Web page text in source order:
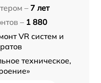
– 7 лет
– 1 880
VR систем и
техническое,